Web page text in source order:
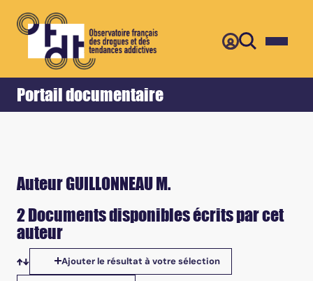
Portail documentaire
Accueil Retour
Auteur GUILLONNEAU M.
2 Documents disponibles écrits par cet
auteur
Tris disponibles
Ajouter le résultat à votre sélection